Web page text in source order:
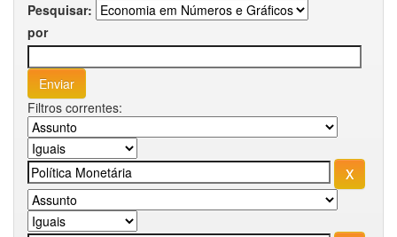
Pesquisar:
por
Filtros correntes: